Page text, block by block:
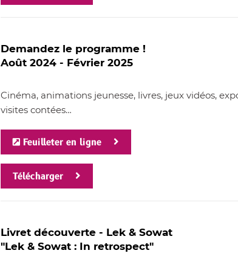
Demandez le programme !
Août 2024 - Février 2025
Cinéma, animations jeunesse, livres, jeux vidéos,
visites contées…
Feuilleter en ligne
Télécharger
Livret découverte - Lek & Sowat
"Lek & Sowat : In retrospect"